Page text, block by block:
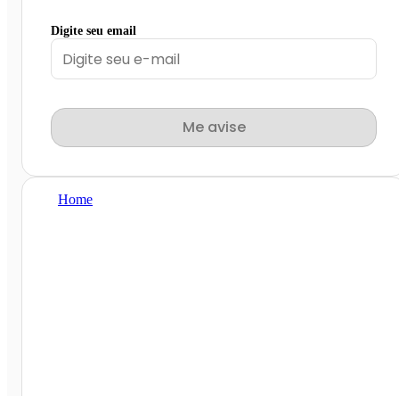
Digite seu email
Me avise
Home